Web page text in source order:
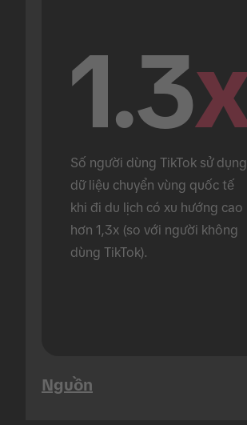
1.3
Số người dùng TikTok sử dụng
dữ liệu chuyển vùng quốc tế
khi đi du lịch có xu hướng cao
hơn 1,3x (so với người không
dùng TikTok).
Nguồn